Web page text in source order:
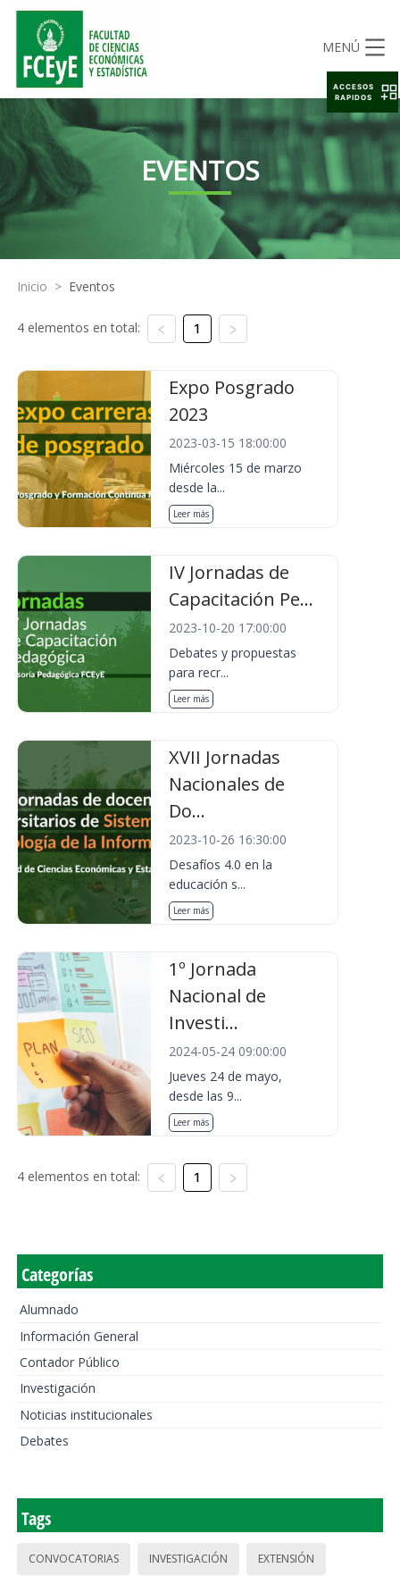
MENÚ
EVENTOS
Inicio > Eventos
4 elementos en total: 1
Expo Posgrado
2023
2023-03-15 18:00:00
Miércoles 15 de marzo
desde la...
Leer más
IV Jornadas de
Capacitación Pe...
2023-10-20 17:00:00
Debates y propuestas
para recr...
Leer más
XVII Jornadas
Nacionales de
Do...
2023-10-26 16:30:00
Desafíos 4.0 en la
educación s...
Leer más
1º Jornada
Nacional de
Investi...
2024-05-24 09:00:00
Jueves 24 de mayo,
desde las 9...
Leer más
4 elementos en total: 1
Categorías
Alumnado
Información General
Contador Público
Investigación
Noticias institucionales
Debates
Tags
CONVOCATORIAS INVESTIGACIÓN EXTENSIÓN
ACCESOS
RAPIDOS